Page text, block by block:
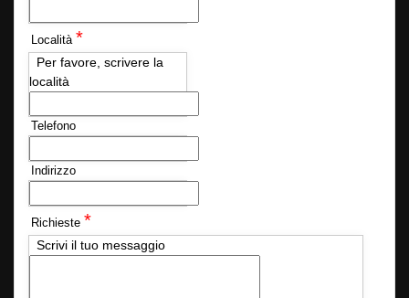
Località *
Per favore, scrivere la
località
Telefono
Indirizzo
Richieste *
Scrivi il tuo messaggio